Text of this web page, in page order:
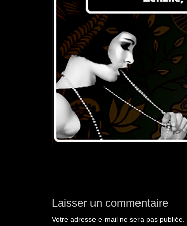
Laisser un commentaire
Votre adresse e-mail ne sera pas publiée.